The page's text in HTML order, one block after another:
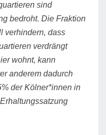
sind
bedroht. Die Fraktion
verhindern, dass
verdrängt
wohnt, kann
anderem dadurch
der Kölner*innen in